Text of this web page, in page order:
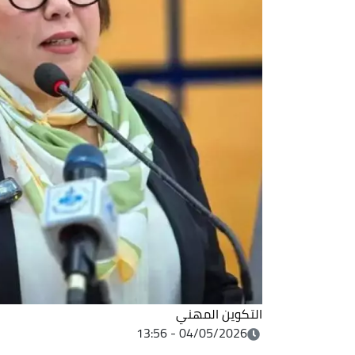
التكوين المهني
04/05/2026 - 13:56